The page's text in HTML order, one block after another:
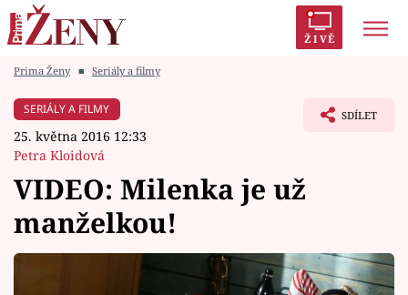
ŽIVĚ
Módní alarm
Témata
Prima Ženy ■ Seriály a filmy
SERIÁLY A FILMY
25. května 2016 12:33
Petra Kloidová
SDÍLET
VIDEO: Milenka je už
manželkou!